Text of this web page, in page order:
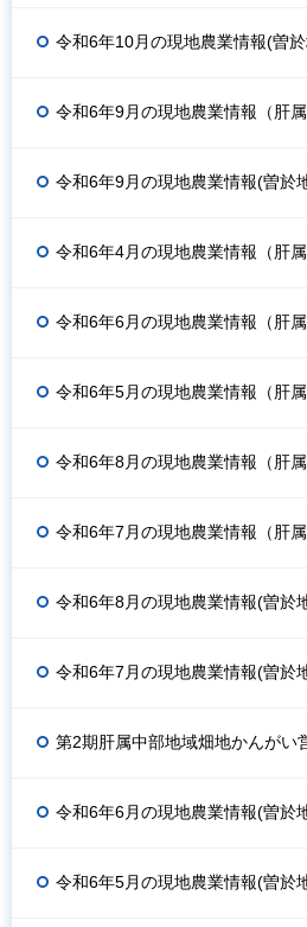
令和6年10月の現地農業情報(曽
令和6年9月の現地農業情報（肝属
令和6年9月の現地農業情報(曽於
令和6年4月の現地農業情報（肝属
令和6年6月の現地農業情報（肝属
令和6年5月の現地農業情報（肝属
令和6年8月の現地農業情報（肝属
令和6年7月の現地農業情報（肝属
令和6年8月の現地農業情報(曽於
令和6年7月の現地農業情報(曽於
第2期肝属中部地域畑地かんがい
令和6年6月の現地農業情報(曽於
令和6年5月の現地農業情報(曽於